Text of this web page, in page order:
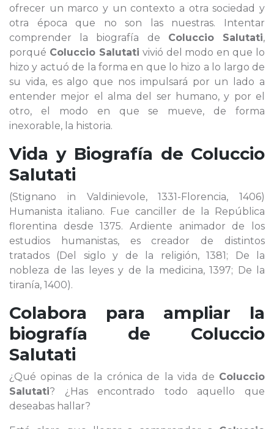
ofrecer un marco y un contexto a otra sociedad y
otra época que no son las nuestras. Intentar
comprender la biografía de Coluccio Salutati,
porqué Coluccio Salutati vivió del modo en que lo
hizo y actuó de la forma en que lo hizo a lo largo de
su vida, es algo que nos impulsará por un lado a
entender mejor el alma del ser humano, y por el
otro, el modo en que se mueve, de forma
inexorable, la historia.
Vida y Biografía de Coluccio
Salutati
(Stignano in Valdinievole, 1331-Florencia, 1406)
Humanista italiano. Fue canciller de la República
florentina desde 1375. Ardiente animador de los
estudios humanistas, es creador de distintos
tratados (Del siglo y de la religión, 1381; De la
nobleza de las leyes y de la medicina, 1397; De la
tiranía, 1400).
Colabora para ampliar la
biografía de Coluccio
Salutati
¿Qué opinas de la crónica de la vida de Coluccio
Salutati? ¿Has encontrado todo aquello que
deseabas hallar?